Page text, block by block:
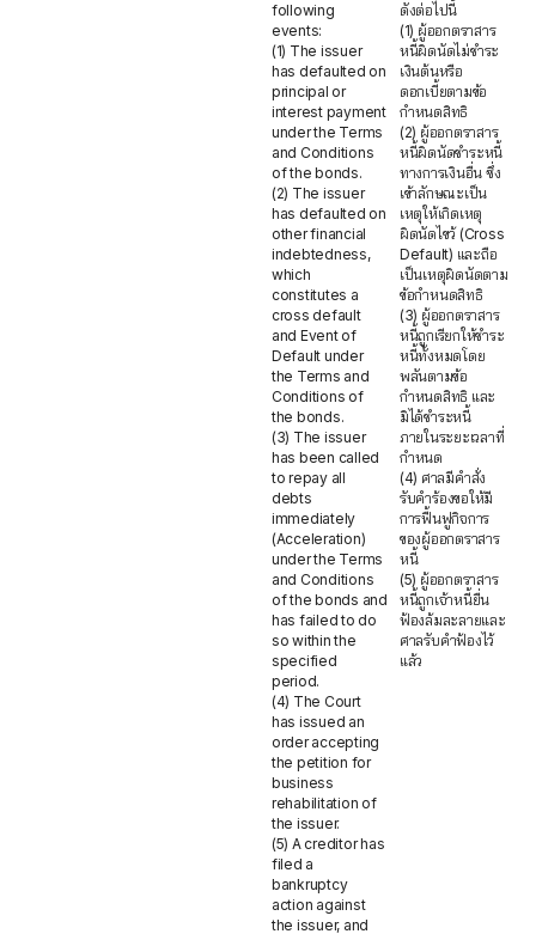
following
events:
(1) The issuer
has defaulted on
principal or
interest payment
under the Terms
and Conditions
of the bonds.
(2) The issuer
has defaulted on
other financial
indebtedness,
which
constitutes a
cross default
and Event of
Default under
the Terms and
Conditions of
the bonds.
(3) The issuer
has been called
to repay all
debts
immediately
(Acceleration)
under the Terms
and Conditions
of the bonds and
has failed to do
so within the
specified
period.
(4) The Court
has issued an
order accepting
the petition for
business
rehabilitation of
the issuer.
(5) A creditor has
filed a
bankruptcy
action against
the issuer, and
ดังต่อไปนี้
(1) ผู้ออกตราสาร
หนี้ผิดนัดไม่ชำระ
เงินต้นหรือ
ดอกเบี้ยตามข้อ
กำหนดสิทธิ
(2) ผู้ออกตราสาร
หนี้ผิดนัดชำระหนี้
ทางการเงินอื่น ซึ่ง
เข้าลักษณะเป็น
เหตุให้เกิดเหตุ
ผิดนัดไขว้ (Cross
Default) และถือ
เป็นเหตุผิดนัดตาม
ข้อกำหนดสิทธิ
(3) ผู้ออกตราสาร
หนี้ถูกเรียกให้ชำระ
หนี้ทั้งหมดโดย
พลันตามข้อ
กำหนดสิทธิ และ
มิได้ชำระหนี้
ภายในระยะเวลาที่
กำหนด
(4) ศาลมีคำสั่ง
รับคำร้องขอให้มี
การฟื้นฟูกิจการ
ของผู้ออกตราสาร
หนี้
(5) ผู้ออกตราสาร
หนี้ถูกเจ้าหนี้ยื่น
ฟ้องล้มละลายและ
ศาลรับคำฟ้องไว้
แล้ว